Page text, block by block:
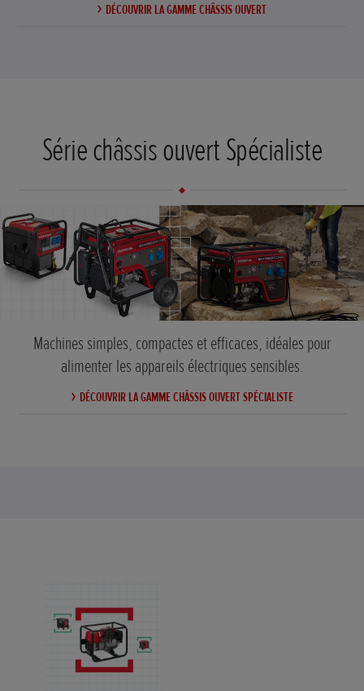
DÉCOUVRIR LA GAMME CHÂSSIS OUVERT
Série châssis ouvert Spécialiste
Machines simples, compactes et efficaces, idéales pour
alimenter les appareils électriques sensibles.
DÉCOUVRIR LA GAMME CHÂSSIS OUVERT SPÉCIALISTE